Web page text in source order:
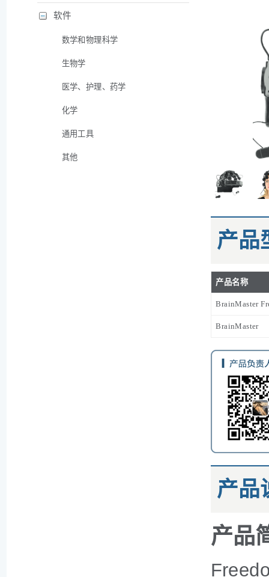
产品
产品名称
BrainMaster
BrainMaster
产品
产品
软件
数学和物理科学
生物学
医学、护理、药学
化学
通用工具
其他